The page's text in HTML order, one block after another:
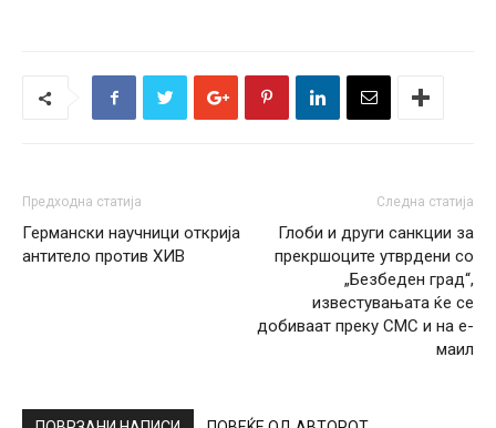
Предходна статија
Германски научници открија
антитело против ХИВ
Следна статија
Глоби и други санкции за
прекршоците утврдени со
„Безбеден град“,
известувањата ќе се
добиваат преку СМС и на е-
маил